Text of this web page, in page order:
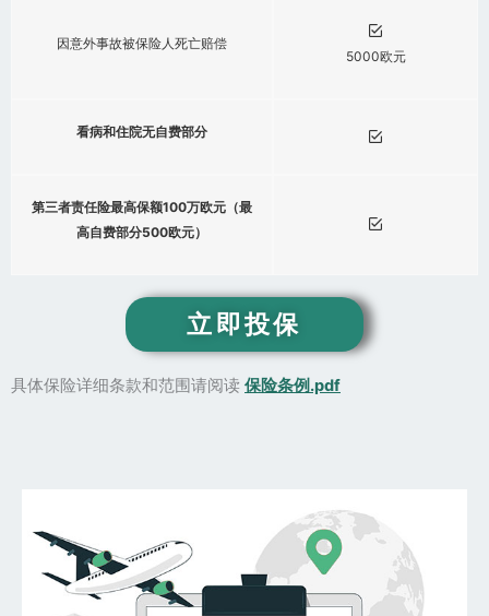
因意外事故被保险人死亡赔偿
5000欧元
看病和住院无自费部分
第三者责任险最高保额100万欧元（最
高自费部分500欧元）
立即投保
具体保险详细条款和范围请阅读 保险条例.pdf